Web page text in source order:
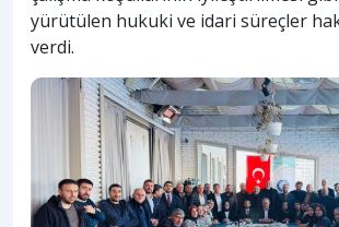
yürütülen hukuki ve idari süreçler
verdi.